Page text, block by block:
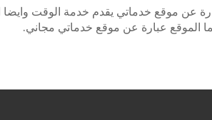
عن موقع خدماتي يقدم خدمة الوقت وايضا
الموقع عبارة عن موقع خدماتي مجاني.